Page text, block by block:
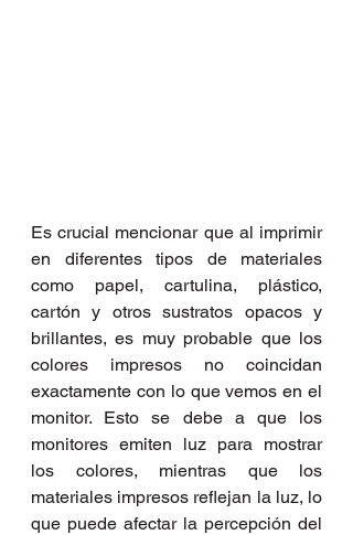
Es crucial mencionar que al imprimir
en diferentes tipos de materiales
como papel, cartulina, plástico,
cartón y otros sustratos opacos y
brillantes, es muy probable que los
colores impresos no coincidan
exactamente con lo que vemos en el
monitor. Esto se debe a que los
monitores emiten luz para mostrar
los colores, mientras que los
materiales impresos reflejan la luz, lo
que puede afectar la percepción del